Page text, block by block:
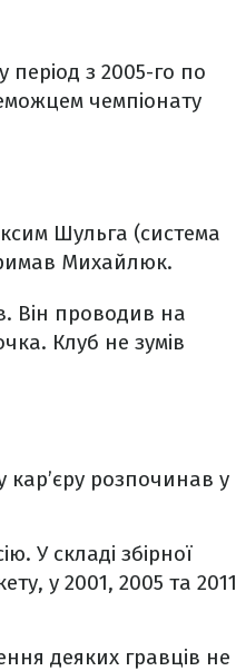
з 2005-го по
чемпіонату
Шульга (система
Михайлюк.
Він проводив на
Клуб не зумів
кар’єру розпочинав у
У складі збірної
у 2001, 2005 та 2011
деяких гравців не